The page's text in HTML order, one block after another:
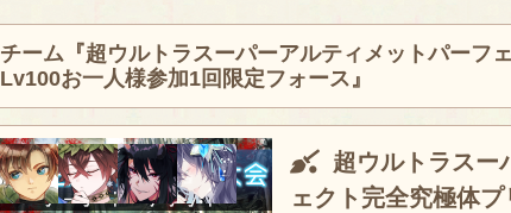
チーム『超ウルトラスーパーアルティメットパーフ
Lv100お一人様参加1回限定フォース』
超ウルトラスー
ェクト完全究極体